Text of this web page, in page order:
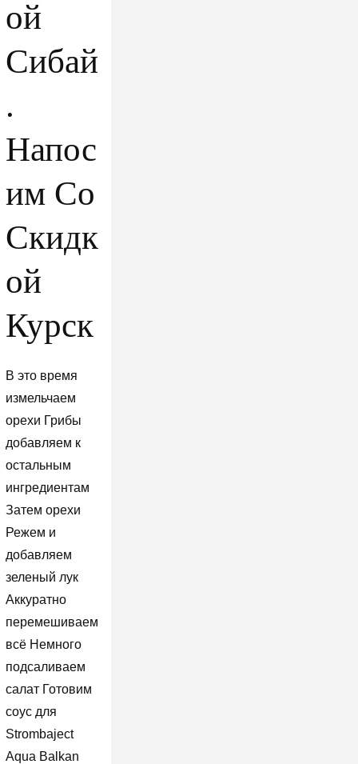
ой
Сибай
.
Напос
им Со
Скидк
ой
Курск
В это время
измельчаем
орехи Грибы
добавляем к
остальным
ингредиентам
Затем орехи
Режем и
добавляем
зеленый лук
Аккуратно
перемешиваем
всё Немного
подсаливаем
салат Готовим
соус для
Strombaject
Aqua Balkan